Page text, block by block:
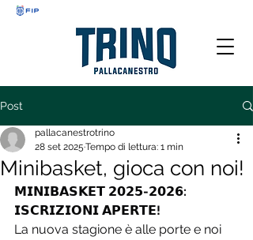
Post
Minibasket, gioca con noi!
pallacanestrotrino
28 set 2025 Tempo di lettura: 1 min
𝗠𝗜𝗡𝗜𝗕𝗔𝗦𝗞𝗘𝗧 𝟮𝟬𝟮𝟱-𝟮𝟬𝟮𝟲:
𝗜𝗦𝗖𝗥𝗜𝗭𝗜𝗢𝗡𝗜 𝗔𝗣𝗘𝗥𝗧𝗘!
La nuova stagione è alle porte e noi